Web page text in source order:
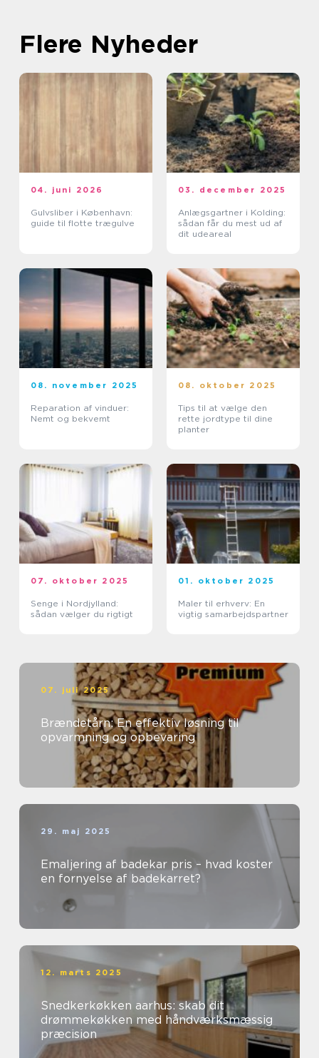
Flere Nyheder
04. juni 2026
Gulvsliber i København:
guide til flotte trægulve
03. december 2025
Anlægsgartner i Kolding:
sådan får du mest ud af
dit udeareal
08. november 2025
Reparation af vinduer:
Nemt og bekvemt
08. oktober 2025
Tips til at vælge den
rette jordtype til dine
planter
07. oktober 2025
Senge i Nordjylland:
sådan vælger du rigtigt
01. oktober 2025
Maler til erhverv: En
vigtig samarbejdspartner
07. juli 2025
Brændetårn: En effektiv løsning til
opvarmning og opbevaring
29. maj 2025
Emaljering af badekar pris – hvad koster
en fornyelse af badekarret?
12. marts 2025
Snedkerkøkken aarhus: skab dit
drømmekøkken med håndværksmæssig
præcision